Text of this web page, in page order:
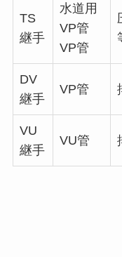
TS
継手
水道用
VP管
VP管
DV
継手
VP管
VU
継手
VU管